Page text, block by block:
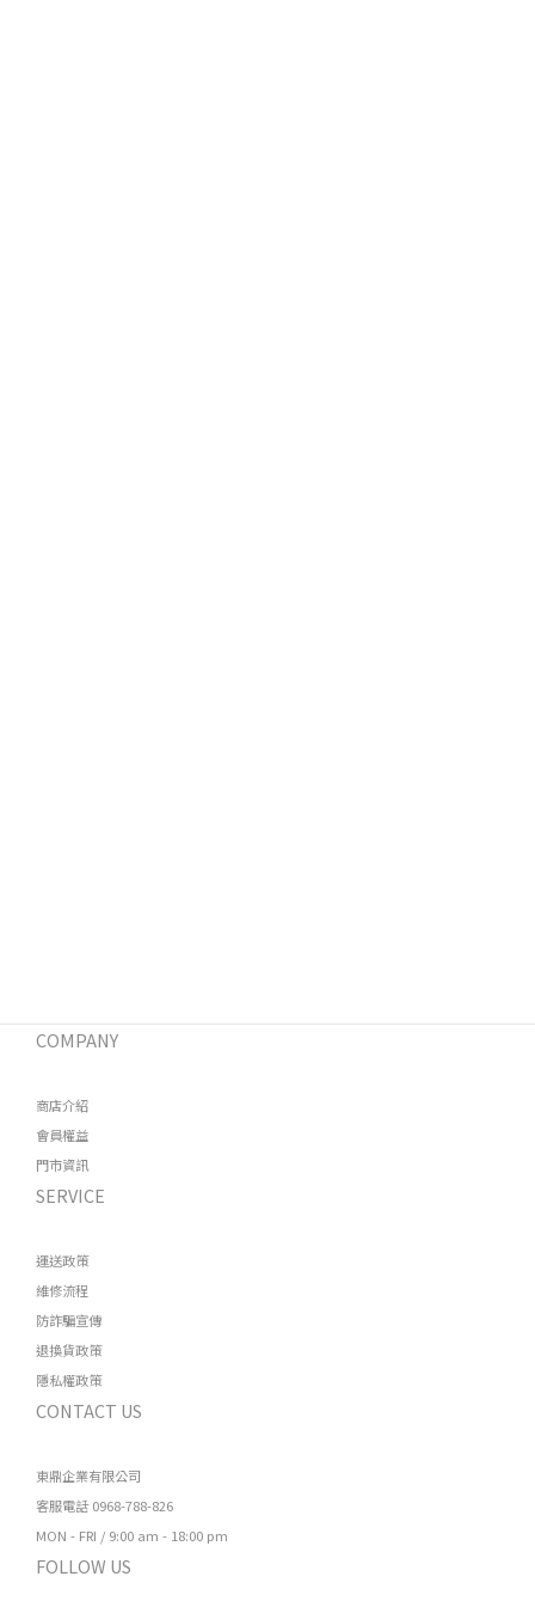
COMPANY
商店介紹
會員權益
門市資訊
SERVICE
運送政策
維修流程
防詐騙宣傳
退換貨政策
隱私權政策
CONTACT US
東鼎企業有限公司
客服電話 0968-788-826
MON - FRI / 9:00 am - 18:00 pm
FOLLOW US